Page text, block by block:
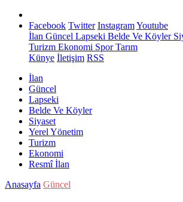
Facebook Twitter InstagramYoutube
İlan Güncel Lapseki Belde Ve Köyler
Turizm Ekonomi SporTarım
Künye İletişim RSS
İlan
Güncel
Lapseki
Belde Ve Köyler
Siyaset
Yerel Yönetim
Turizm
Ekonomi
Resmî İlan
Anasayfa Güncel